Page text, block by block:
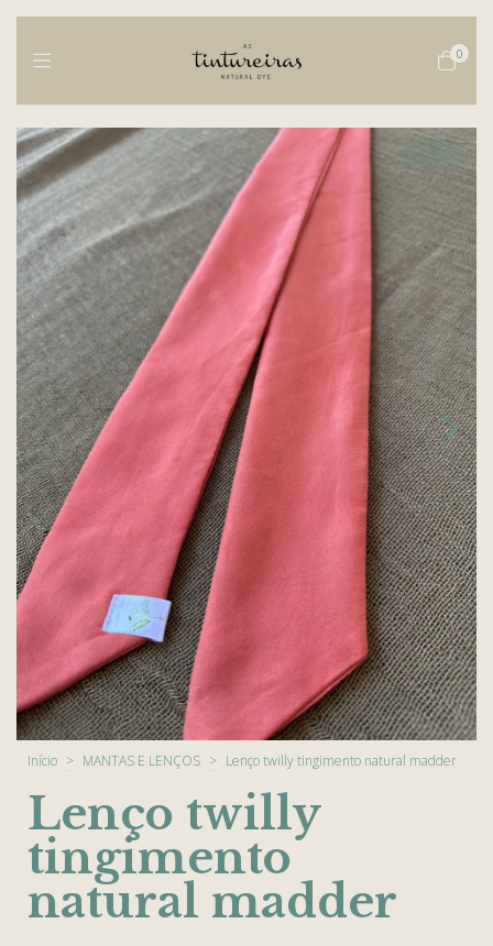
0
1 / 7
Início > MANTAS E LENÇOS > Lenço twilly tingimento natural madder
Lenço twilly
tingimento
natural madder